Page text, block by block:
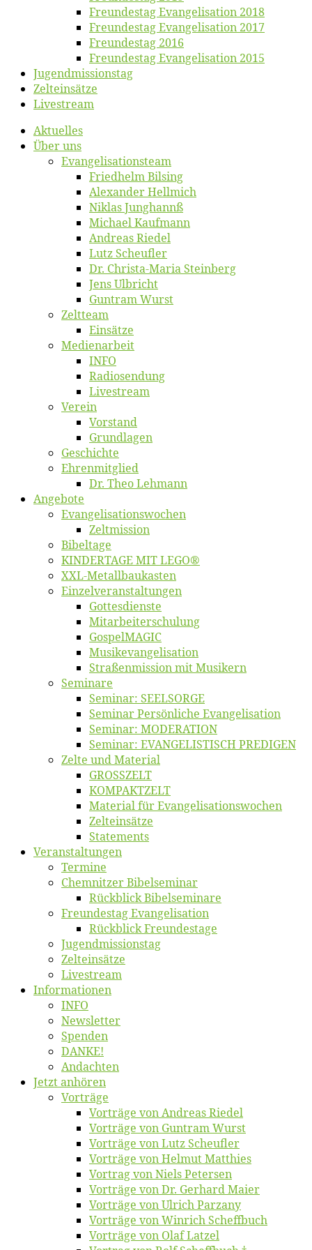
Freun­des­tag Evan­ge­li­sa­ti­on 2018
Freun­des­tag Evan­ge­li­sa­ti­on 2017
Freun­des­tag 2016
Freun­des­tag Evan­ge­li­sa­ti­on 2015
Jugend­mis­sions­tag
Zelt­ein­sät­ze
Live­stream
Ak­tu­el­les
Über uns
Evangelisa­tions­team
Fried­helm Bilsing
Alex­an­der Hellmich
Ni­klas Junghannß
Mi­cha­el Kaufmann
An­dre­as Riedel
Lutz Scheuf­ler
Dr. Chris­­ta-Ma­ria Steinberg
Jens Ulb­richt
Gun­tram Wurst
Zelt­team
Ein­sät­ze
Me­di­en­ar­beit
INFO
Ra­dio­sen­dung
Live­stream
Ver­ein
Vor­stand
Grund­la­gen
Ge­schich­te
Eh­ren­mit­glied
Dr. Theo Lehmann
An­ge­bo­te
Evangelisa­tions­wo­chen
Zelt­mis­si­on
Bi­bel­ta­ge
KINDERTAGE MIT LEGO®
XXL-Me­­tal­l­­bau­­kas­­ten
Einzelver­an­stal­tungen
Got­tes­diens­te
Mitarbeiter­schulung
Gos­pel­MA­GIC
Musikevan­ge­li­sa­tion
Straßenmis­sion mit Musikern
Se­mi­na­re
Se­mi­nar: SEELSORGE
Se­mi­nar Per­sön­li­che Evangelisation
Se­mi­nar: MODERATION
Se­mi­nar: EVANGELISTISCH PREDIGEN
Zel­te und Material
GROSSZELT
KOMPAKTZELT
Ma­te­ri­al für Evangelisationswochen
Zelt­ein­sät­ze
State­ments
Ver­an­stal­tun­gen
Ter­mi­ne
Chemnit­zer Bibelseminar
Rück­blick Bibelseminare
Freun­des­tag Evangelisation
Rück­blick Freundestage
Jugend­mis­sions­tag
Zelt­ein­sät­ze
Live­stream
Informatio­nen
INFO
News­let­ter
Spen­den
DANKE!
An­dach­ten
Jetzt an­hö­ren
Vor­trä­ge
Vor­trä­ge von An­dre­as Riedel
Vor­trä­ge von Gun­tram Wurst
Vor­trä­ge von Lutz Scheufler
Vor­trä­ge von Hel­mut Matthies
Vor­trag von Niels Petersen
Vor­trä­ge von Dr. Ger­hard Maier
Vor­trä­ge von Ul­rich Parzany
Vor­trä­ge von Win­rich Scheffbuch
Vor­trä­ge von Olaf Latzel